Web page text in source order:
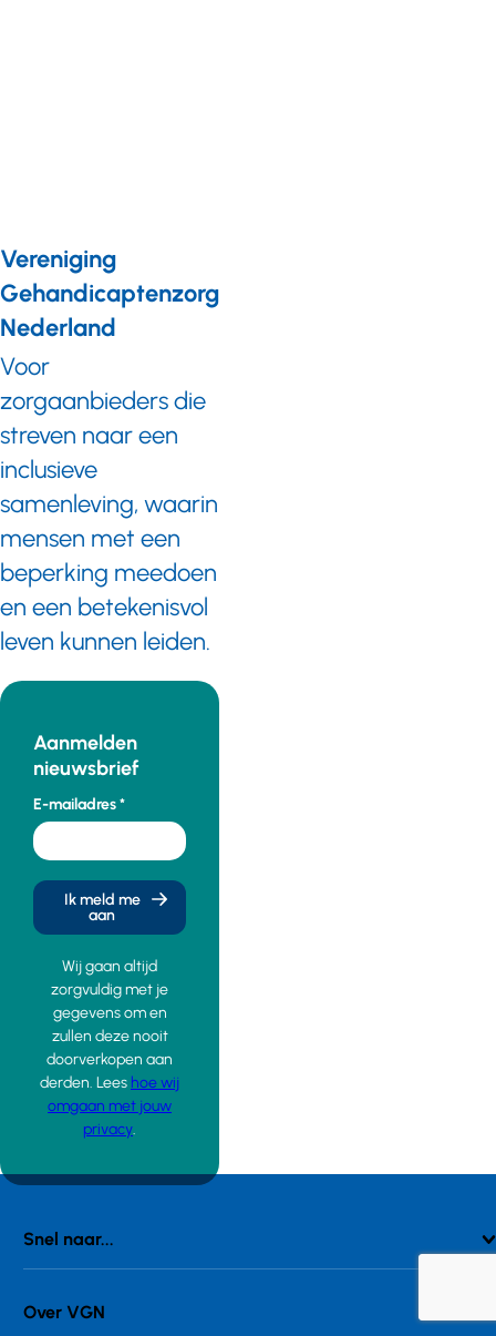
Vereniging
Gehandicaptenzorg
Nederland
Voor
zorgaanbieders die
streven naar een
inclusieve
samenleving, waarin
mensen met een
beperking meedoen
en een betekenisvol
leven kunnen leiden.
Aanmelden
nieuwsbrief
E-mailadres
Ik meld me
aan
Wij gaan altijd
zorgvuldig met je
gegevens om en
zullen deze nooit
doorverkopen aan
derden. Lees hoe wij
omgaan met jouw
privacy.
Snel naar...
Over VGN